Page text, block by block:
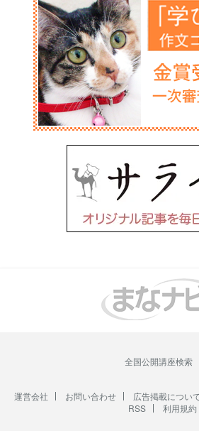
全国公開講座検索
運営会社 お問い合わせ 広告掲載につい
RSS
利用規約